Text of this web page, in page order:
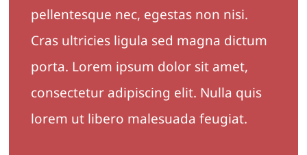
pellentesque nec, egestas non nisi.
Cras ultricies ligula sed magna dictum
porta. Lorem ipsum dolor sit amet,
consectetur adipiscing elit. Nulla quis
lorem ut libero malesuada feugiat.